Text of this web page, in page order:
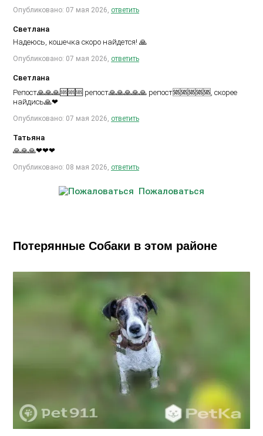
Опубликовано: 07 мая 2026, ответить
Светлана
Надеюсь, кошечка скоро найдется! 🙏
Опубликовано: 07 мая 2026, ответить
Светлана
Репост🙏🙏🙏🆘🆘🆘 репост🙏🙏🙏🙏🙏 репост🆘🆘🆘🆘🆘, скорее
найдись🙏❤
Опубликовано: 07 мая 2026, ответить
Татьяна
🙏🙏🙏❤❤❤
Опубликовано: 08 мая 2026, ответить
Пожаловаться
Потерянные Собаки в этом районе